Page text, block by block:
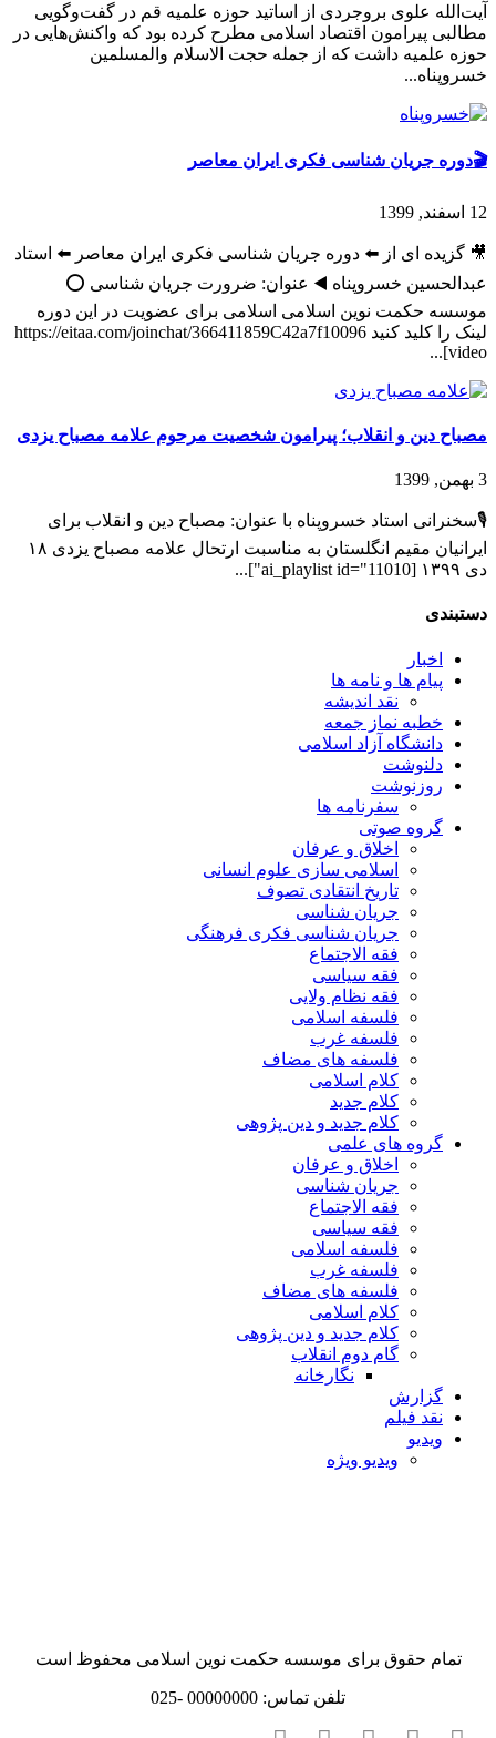
آیت‌الله علوی بروجردی از اساتید حوزه علمیه قم در گفت‌وگویی
مطالبی پیرامون اقتصاد اسلامی مطرح کرده بود که واکنش‌هایی در
حوزه علمیه داشت که از جمله حجت الاسلام والمسلمین
خسروپناه...
🎬دوره جریان شناسی فکری ایران معاصر
12 اسفند, 1399
🎥 گزیده ای از ⬅️ دوره جریان شناسی فکری ایران معاصر ⬅️ استاد
عبدالحسین خسروپناه ◀️ عنوان: ضرورت جریان شناسی ⭕️
موسسه حکمت نوین اسلامی اسلامی برای عضویت در این دوره
لینک را کلید کنید https://eitaa.com/joinchat/366411859C42a7f10096
[video...
مصباح دین و انقلاب؛ پیرامون شخصیت مرحوم علامه مصباح یزدی
3 بهمن, 1399
🎙سخنرانی استاد خسروپناه با عنوان: مصباح دین و انقلاب برای
ایرانیان مقیم انگلستان به مناسبت ارتحال علامه مصباح یزدی ۱۸
دی ۱۳۹۹ [ai_playlist id="11010"]...
دستبندی
اخبار
پیام ها و نامه ها
نقد اندیشه
خطبه نماز جمعه
دانشگاه آزاد اسلامی
دلنوشت
روزنوشت
سفرنامه ها
گروه صوتی
اخلاق و عرفان
اسلامی سازی علوم انسانی
تاریخ انتقادی تصوف
جریان شناسی
جریان شناسی فکری فرهنگی
فقه الاجتماع
فقه سیاسی
فقه نظام ولایی
فلسفه اسلامی
فلسفه غرب
فلسفه های مضاف
کلام اسلامی
کلام جدید
کلام جدید و دین پژوهی
گروه های علمی
اخلاق و عرفان
جریان شناسی
فقه الاجتماع
فقه سیاسی
فلسفه اسلامی
فلسفه غرب
فلسفه های مضاف
کلام اسلامی
کلام جدید و دین پژوهی
گام دوم انقلاب
نگارخانه
گزارش
نقد فیلم
ویدیو
ویدیو ویژه
تمام حقوق برای موسسه حکمت نوین اسلامی محفوظ است
تلفن تماس: 00000000 -025